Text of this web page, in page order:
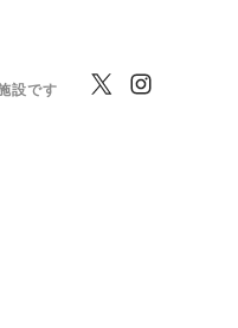
設です